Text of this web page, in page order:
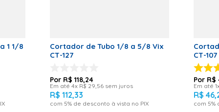
1 1/8
Cortador de Tubo 1/8 a 5/8 Vix
CT-127
R$ 118,24
Em até4x R$ 29 56 sem juros
R$ 112,33
com 5% de desconto à vista no PIX
CT-107
R$
Em até 1
R$ 46,
com 5%